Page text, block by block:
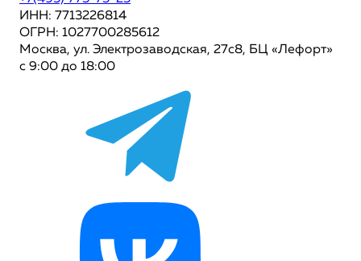
ИНН: 7713226814
ОГРН: 1027700285612
Москва, ул. Электрозаводская, 27с8, БЦ «Лефорт»
с 9:00 до 18:00